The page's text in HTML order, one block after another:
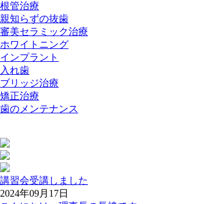
根管治療
親知らずの抜歯
審美セラミック治療
ホワイトニング
インプラント
入れ歯
ブリッジ治療
矯正治療
歯のメンテナンス
講習会受講しました
2024年09月17日